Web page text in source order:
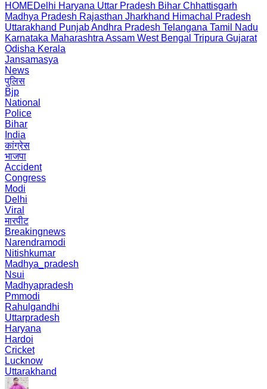
HOMEDelhi Haryana Uttar Pradesh Bihar Chhattisgarh
Madhya Pradesh Rajasthan Jharkhand Himachal Pradesh
Uttarakhand PunjabAndhra Pradesh Telangana Tamil Nadu
Karnataka Maharashtra Assam West Bengal Tripura Gujarat
Odisha Kerala
Jansamasya
News
पुलिस
Bjp
National
Police
Bihar
India
कांग्रेस
भाजपा
Accident
Congress
Modi
Delhi
Viral
मारपीट
Breakingnews
Narendramodi
Nitishkumar
Madhya_pradesh
Nsui
Madhyapradesh
Pmmodi
Rahulgandhi
Uttarpradesh
Haryana
Hardoi
Cricket
Lucknow
Uttarakhand